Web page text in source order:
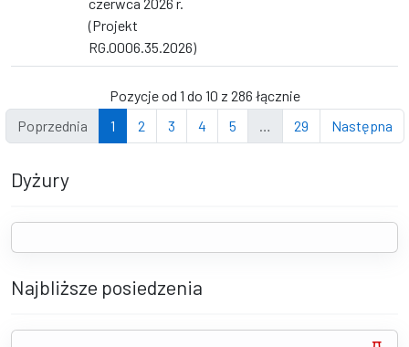
(Projekt
RG.0006.35.2026)
Pozycje od 1 do 10 z 286 łącznie
Poprzednia
1 2 3 4 5 29 Następna
Dyżury
Najbliższe posiedzenia